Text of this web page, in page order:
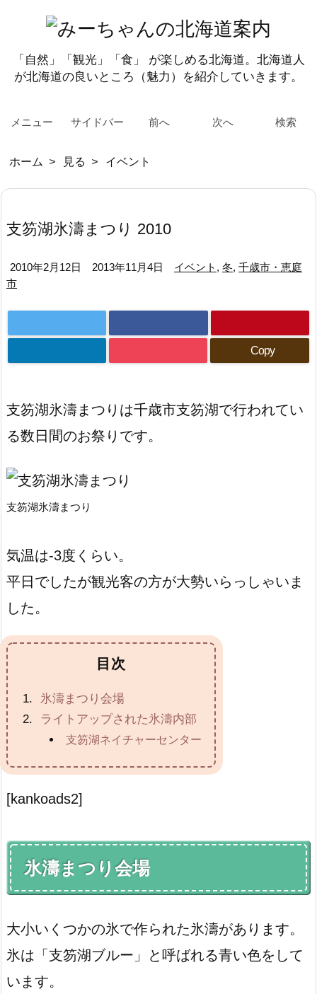
「自然」「観光」「食」 が楽しめる北海道。北海道人
が北海道の良いところ（魅力）を紹介していきます。
メニュー サイドバー 前へ 次へ 検索
ホーム > 見る > イベント
支笏湖氷濤まつり 2010
2010年2月12日 2013年11月4日 イベント , 冬, 千歳市・恵庭
市
Copy
支笏湖氷濤まつりは千歳市支笏湖で行われてい
る数日間のお祭りです。
支笏湖氷濤まつり
気温は-3度くらい。
平日でしたが観光客の方が大勢いらっしゃいま
した。
目次
氷濤まつり会場
ライトアップされた氷濤内部
支笏湖ネイチャーセンター
[kankoads2]
氷濤まつり会場
大小いくつかの氷で作られた氷濤があります。
氷は「支笏湖ブルー」と呼ばれる青い色をして
います。